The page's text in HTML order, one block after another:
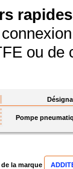
ou de
Pompe
la marque